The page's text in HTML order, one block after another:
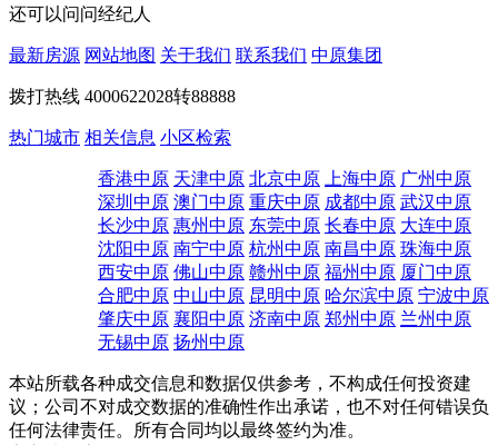
还可以问问经纪人
最新房源 网站地图 关于我们 联系我们 中原集团
拨打热线 4000622028转88888
热门城市 相关信息 小区检索
香港中原 天津中原 北京中原 上海中原 广州中原
深圳中原 澳门中原 重庆中原 成都中原 武汉中原
长沙中原 惠州中原 东莞中原 长春中原 大连中原
沈阳中原 南宁中原 杭州中原 南昌中原 珠海中原
西安中原 佛山中原 赣州中原 福州中原 厦门中原
合肥中原 中山中原 昆明中原 哈尔滨中原 宁波中原
肇庆中原 襄阳中原 济南中原 郑州中原 兰州中原
无锡中原 扬州中原
本站所载各种成交信息和数据仅供参考，不构成任何投资建
议；公司不对成交数据的准确性作出承诺，也不对任何错误负
任何法律责任。所有合同均以最终签约为准。